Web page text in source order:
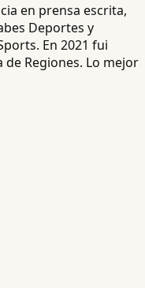
en prensa escrita,
Deportes y
En 2021 fui
Regiones. Lo mejor